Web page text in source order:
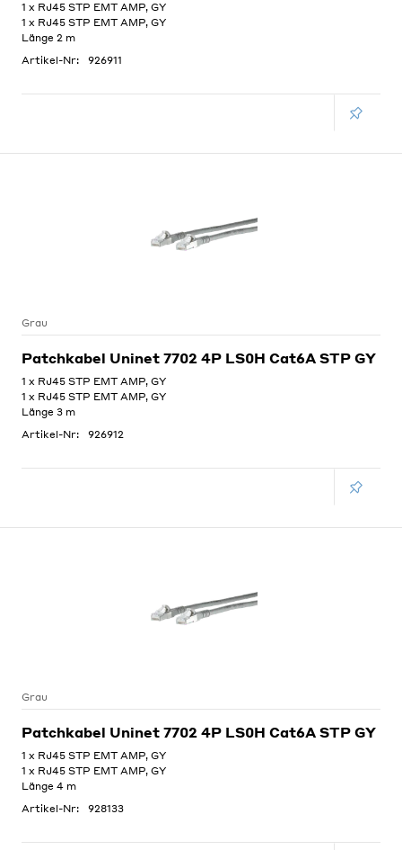
1 x RJ45 STP EMT AMP, GY
1 x RJ45 STP EMT AMP, GY
Länge 2 m
Artikel-Nr:
926911
Grau
Patchkabel Uninet 7702 4P LS0H Cat6A STP GY
1 x RJ45 STP EMT AMP, GY
1 x RJ45 STP EMT AMP, GY
Länge 3 m
Artikel-Nr:
926912
Grau
Patchkabel Uninet 7702 4P LS0H Cat6A STP GY
1 x RJ45 STP EMT AMP, GY
1 x RJ45 STP EMT AMP, GY
Länge 4 m
Artikel-Nr:
928133